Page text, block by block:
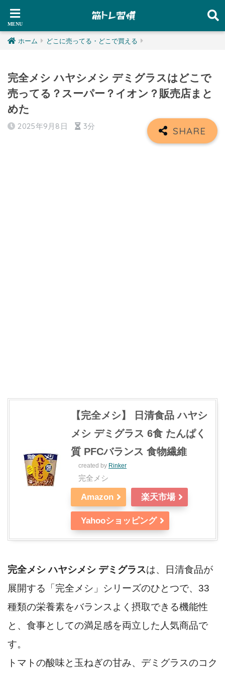
ホーム どこに売ってる・どこで買える
完全メシ ハヤシメシ デミグラスはどこで
売ってる？スーパー？イオン？販売店まと
めた
2025年9月8日 3分
【完全メシ】 日清食品 ハヤシ
メシ デミグラス 6食 たんぱく
質 PFCバランス 食物繊維
created by Rinker
完全メシ
Amazon 楽天市場
Yahooショッピング
完全メシ ハヤシメシ デミグラスは、日清食品が
展開する「完全メシ」シリーズのひとつで、33
種類の栄養素をバランスよく摂取できる機能性
と、食事としての満足感を両立した人気商品で
す。
トマトの酸味と玉ねぎの甘み、デミグラスのコク